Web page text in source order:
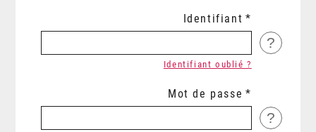
Identifiant
?
Identifiant oublié ?
Mot de passe
?